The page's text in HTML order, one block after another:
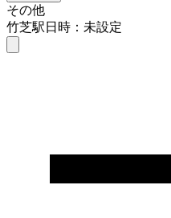
その他
竹芝駅日時：未設定